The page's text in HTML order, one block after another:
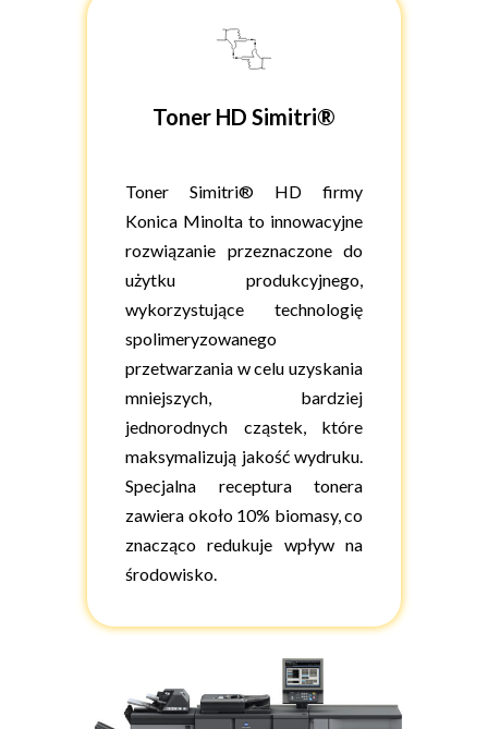
Toner HD Simitri®
Toner Simitri® HD firmy
Konica Minolta to innowacyjne
rozwiązanie przeznaczone do
użytku produkcyjnego,
wykorzystujące technologię
spolimeryzowanego
przetwarzania w celu uzyskania
mniejszych, bardziej
jednorodnych cząstek, które
maksymalizują jakość wydruku.
Specjalna receptura tonera
zawiera około 10% biomasy, co
znacząco redukuje wpływ na
środowisko.